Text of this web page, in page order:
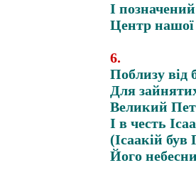
І
Центр нашої
6.
Поблизу від
Для
Великий
І в честь
(Ісаакій був
Його